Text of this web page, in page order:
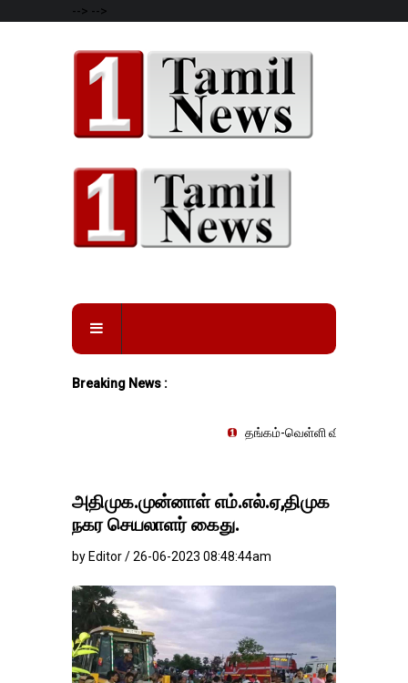
--> -->
Breaking News :
தங்கம்-வெள்ளி விலை
அதிமுக.முன்னாள் எம்.எல்.ஏ,திமுக
நகர செயலாளர் கைது.
by Editor / 26-06-2023 08:48:44am